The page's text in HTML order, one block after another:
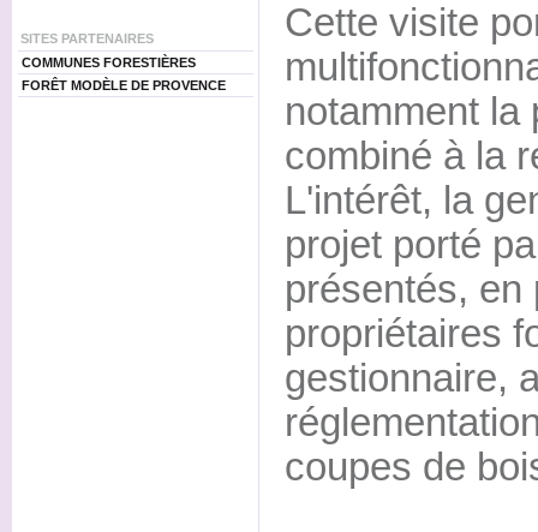
SITES PARTENAIRES
COMMUNES FORESTIÈRES
FORÊT MODÈLE DE PROVENCE
Cette visite
notamment la
combiné à la
L'intérêt, la
projet porté
présentés, en
propriétaires
gestionnaire,
coupes de